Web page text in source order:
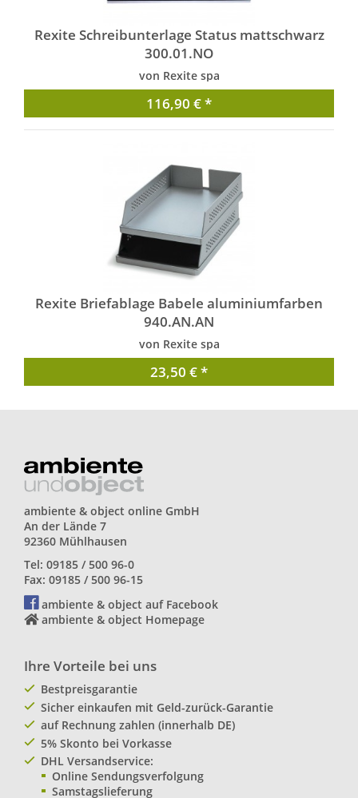
Rexite Schreibunterlage Status mattschwarz
300.01.NO
von Rexite spa
116,90 € *
Rexite Briefablage Babele aluminiumfarben
940.AN.AN
von Rexite spa
23,50 € *
ambiente & object online GmbH
An der Lände 7
92360 Mühlhausen
Tel: 09185 / 500 96-0
Fax: 09185 / 500 96-15
ambiente & object auf Facebook
ambiente & object Homepage
Ihre Vorteile bei uns
Bestpreisgarantie
Sicher einkaufen mit Geld-zurück-Garantie
auf Rechnung zahlen (innerhalb DE)
5% Skonto bei Vorkasse
DHL Versandservice:
Online Sendungsverfolgung
Samstagslieferung